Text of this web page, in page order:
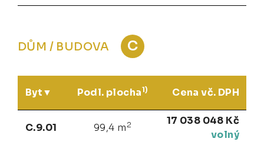
DŮM / BUDOVA C
Byt Podl. plocha1) Cena vč. DPH
C.9.01 99,4 m 2
17 038 048 Kč
volný